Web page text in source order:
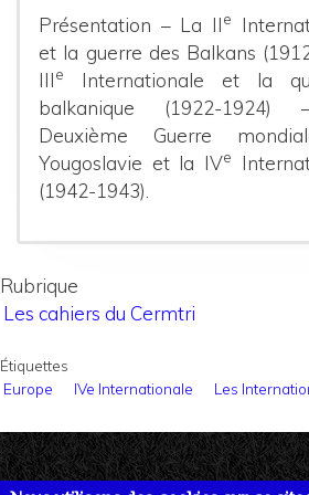
Présentation – La IIe
et la guerre des Balkans
IIIe
Internationale et la
balkanique (1922-
Deuxième Guerre
Yougoslavie et la IVe
(1942-1943).
Rubrique
Les cahiers du Cermtri
Étiquettes
Europe
IVe Internationale Les